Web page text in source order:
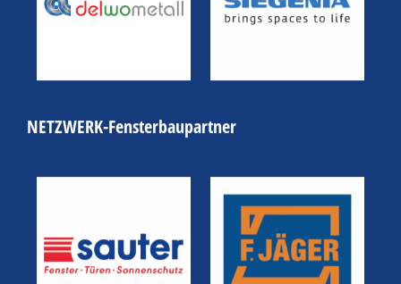
NETZWERK-Fensterbaupartner